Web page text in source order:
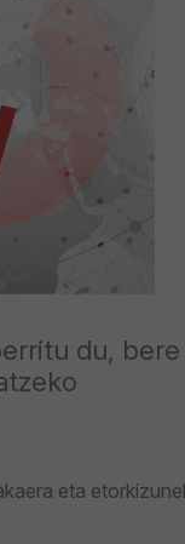
du,
eta